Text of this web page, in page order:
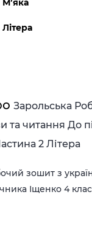
М’яка
Літера
Зарольська
та читання До
2 Літера